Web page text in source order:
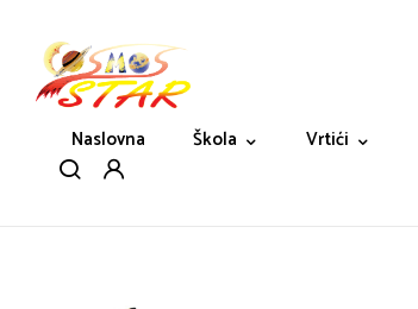
Naslovna Škola Vrtići